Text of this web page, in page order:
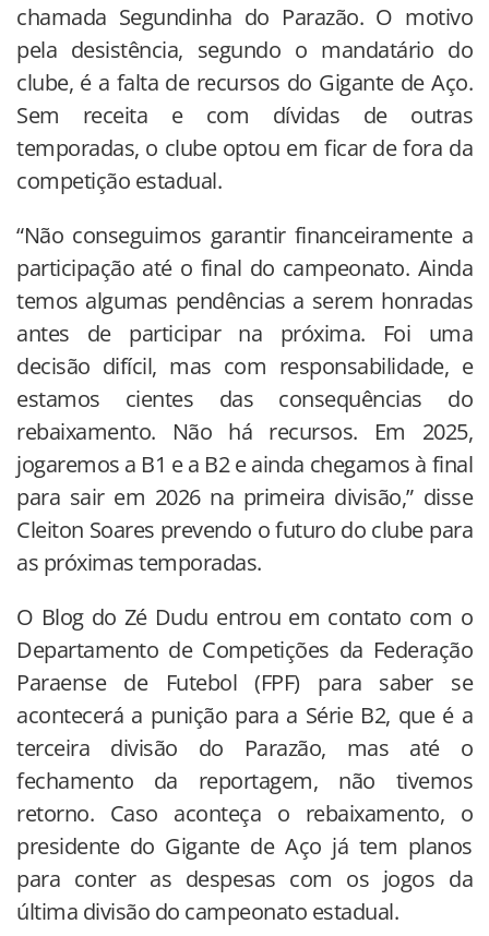
chamada Segundinha do Parazão. O motivo
pela desistência, segundo o mandatário do
clube, é a falta de recursos do Gigante de Aço.
Sem receita e com dívidas de outras
temporadas, o clube optou em ficar de fora da
competição estadual.
“Não conseguimos garantir financeiramente a
participação até o final do campeonato. Ainda
temos algumas pendências a serem honradas
antes de participar na próxima. Foi uma
decisão difícil, mas com responsabilidade, e
estamos cientes das consequências do
rebaixamento. Não há recursos. Em 2025,
jogaremos a B1 e a B2 e ainda chegamos à final
para sair em 2026 na primeira divisão,” disse
Cleiton Soares prevendo o futuro do clube para
as próximas temporadas.
O Blog do Zé Dudu entrou em contato com o
Departamento de Competições da Federação
Paraense de Futebol (FPF) para saber se
acontecerá a punição para a Série B2, que é a
terceira divisão do Parazão, mas até o
fechamento da reportagem, não tivemos
retorno. Caso aconteça o rebaixamento, o
presidente do Gigante de Aço já tem planos
para conter as despesas com os jogos da
última divisão do campeonato estadual.